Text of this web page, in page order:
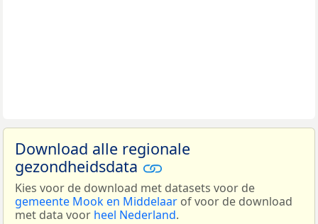
Download alle regionale
gezondheidsdata
Kies voor de download met datasets voor de
gemeente Mook en Middelaar of voor de download
met data voor heel Nederland.